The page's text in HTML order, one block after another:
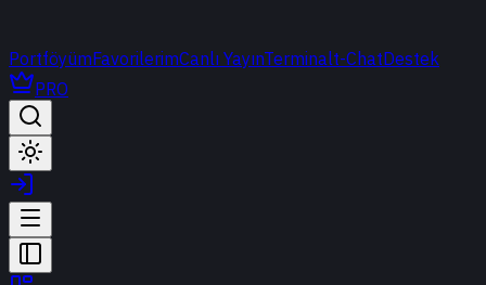
PortföyümFavorilerimCanlı YayınTerminalt-ChatDestek
PRO